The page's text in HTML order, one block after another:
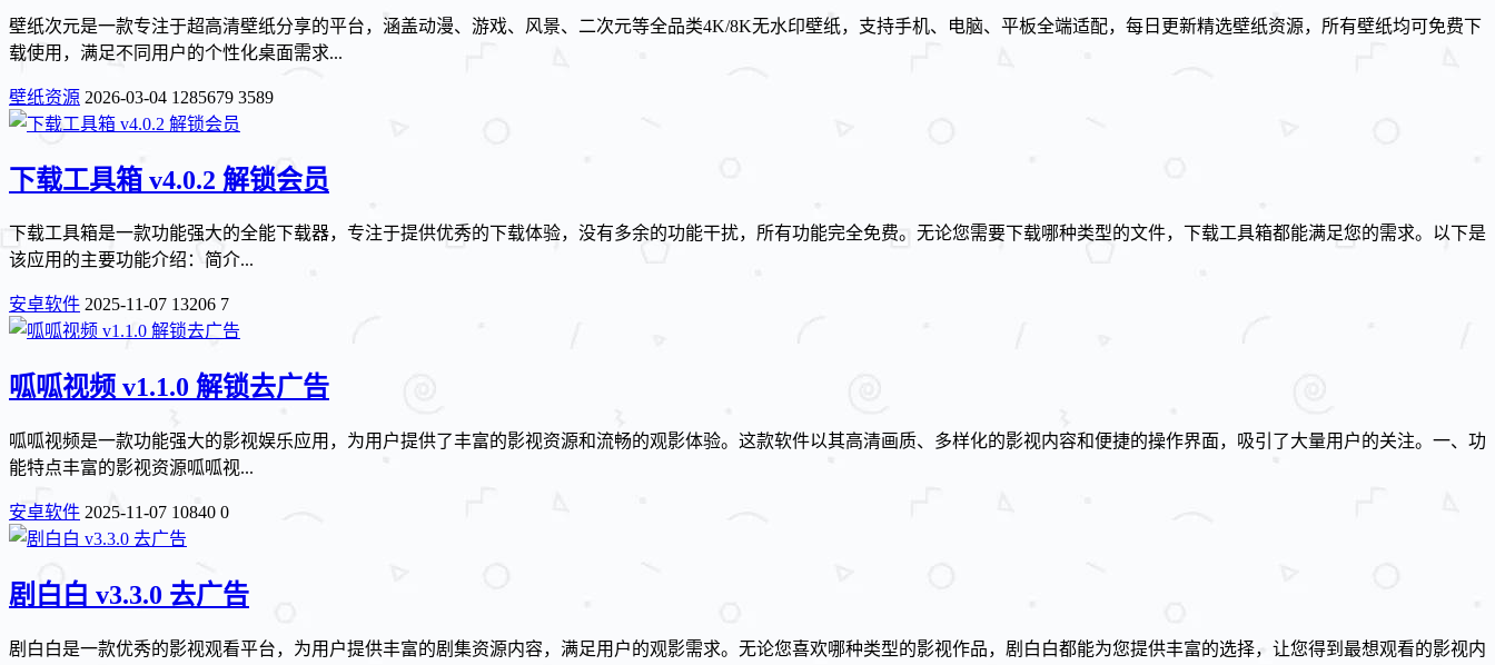
壁纸次元是一款专注于超高清壁纸分享的平台，涵盖动漫、游戏、风景、二次元等全品类4K/8K无水印壁纸，支持手机、电脑、平板全端适配，每日更新精选壁纸资源，所有壁纸均可免费下
载使用，满足不同用户的个性化桌面需求...
壁纸资源 2026-03-04 1285679 3589
下载工具箱 v4.0.2 解锁会员
下载工具箱是一款功能强大的全能下载器，专注于提供优秀的下载体验，没有多余的功能干扰，所有功能完全免费。无论您需要下载哪种类型的文件，下载工具箱都能满足您的需求。以下是
该应用的主要功能介绍：简介...
安卓软件 2025-11-07 13206 7
呱呱视频 v1.1.0 解锁去广告
呱呱视频是一款功能强大的影视娱乐应用，为用户提供了丰富的影视资源和流畅的观影体验。这款软件以其高清画质、多样化的影视内容和便捷的操作界面，吸引了大量用户的关注。一、功
能特点丰富的影视资源呱呱视...
安卓软件 2025-11-07 10840 0
剧白白 v3.3.0 去广告
剧白白是一款优秀的影视观看平台，为用户提供丰富的剧集资源内容，满足用户的观影需求。无论您喜欢哪种类型的影视作品，剧白白都能为您提供丰富的选择，让您得到最想观看的影视内